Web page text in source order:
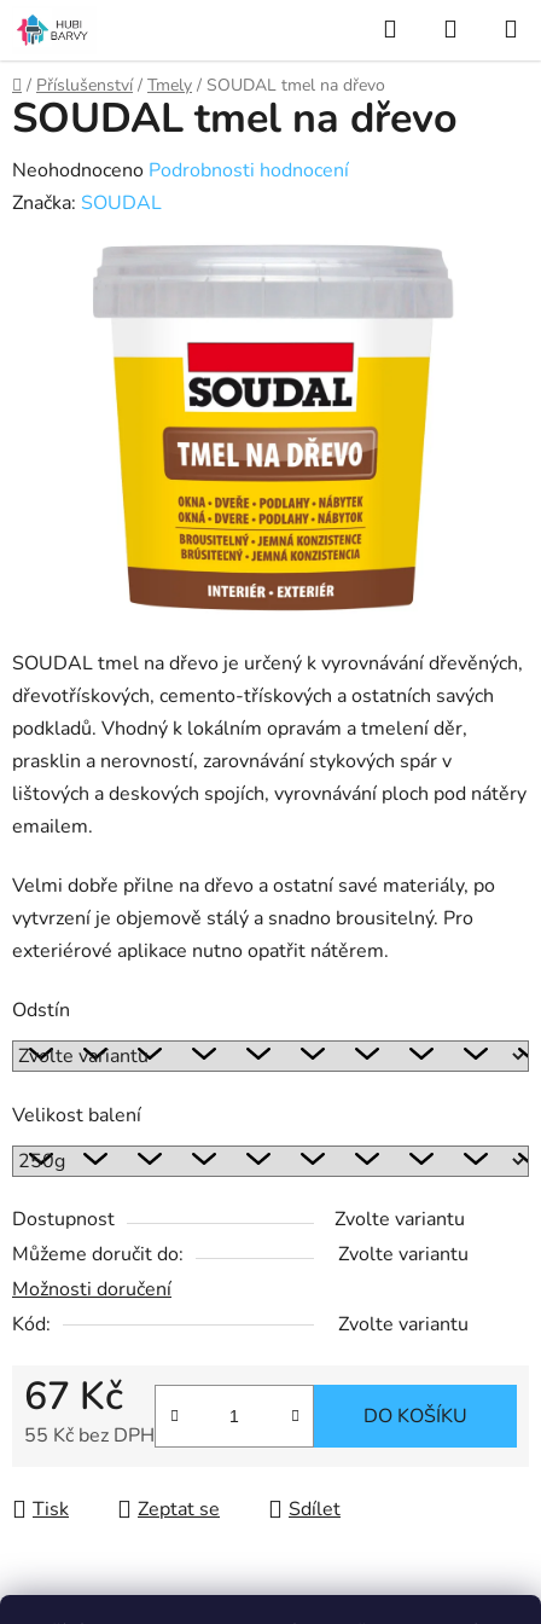
Přejít
na
obsah
Hledat
KOŠÍK
Domů
/ Příslušenství / Tmely / SOUDAL tmel na dřevo
SOUDAL tmel na dřevo je určený k vyrovnávání dřevěných,
dřevotřískových, cemento-třískových a ostatních savých
podkladů. Vhodný k lokálním opravám a tmelení děr,
prasklin a nerovností, zarovnávání stykových spár v
lištových a deskových spojích, vyrovnávání ploch pod nátěry
emailem.
Velmi dobře přilne na dřevo a ostatní savé materiály, po
vytvrzení je objemově stálý a snadno brousitelný. Pro
exteriérové aplikace nutno opatřit nátěrem.
Odstín
Velikost balení
Dostupnost
Zvolte variantu
Můžeme doručit do:
Zvolte variantu
Možnosti doručení
Kód:
Zvolte variantu
67 Kč
55 Kč bez DPH
DO KOŠÍKU
Tisk Zeptat se Sdílet
SOUDAL tmel na dřevo
Průměrné
hodnocení
Neohodnoceno Podrobnosti hodnocení
Značka: SOUDAL